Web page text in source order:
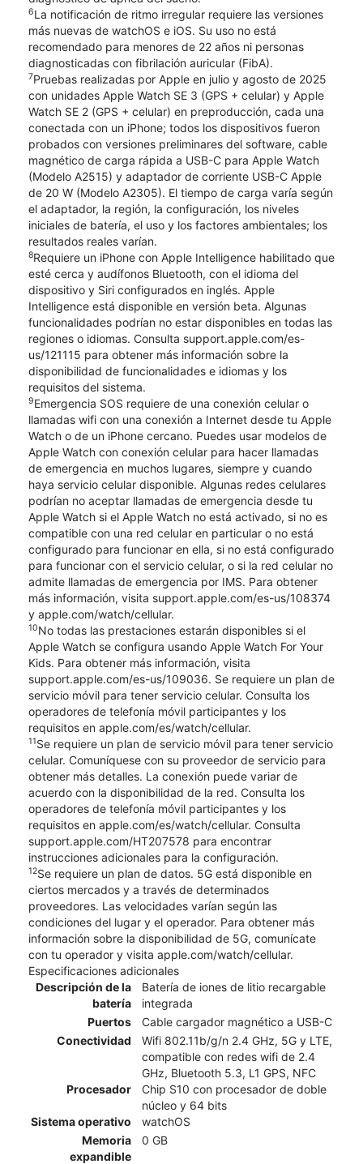
6La notificación de ritmo irregular requiere las versiones
más nuevas de watchOS e iOS. Su uso no está
recomendado para menores de 22 años ni personas
diagnosticadas con fibrilación auricular (FibA).
7Pruebas realizadas por Apple en julio y agosto de 2025
con unidades Apple Watch SE 3 (GPS + celular) y Apple
Watch SE 2 (GPS + celular) en preproducción, cada una
conectada con un iPhone; todos los dispositivos fueron
probados con versiones preliminares del software, cable
magnético de carga rápida a USB-C para Apple Watch
(Modelo A2515) y adaptador de corriente USB-C Apple
de 20 W (Modelo A2305). El tiempo de carga varía según
el adaptador, la región, la configuración, los niveles
iniciales de batería, el uso y los factores ambientales; los
resultados reales varían.
8Requiere un iPhone con Apple Intelligence habilitado que
esté cerca y audífonos Bluetooth, con el idioma del
dispositivo y Siri configurados en inglés. Apple
Intelligence está disponible en versión beta. Algunas
funcionalidades podrían no estar disponibles en todas las
regiones o idiomas. Consulta support.apple.com/es-
us/121115 para obtener más información sobre la
disponibilidad de funcionalidades e idiomas y los
requisitos del sistema.
9Emergencia SOS requiere de una conexión celular o
llamadas wifi con una conexión a Internet desde tu Apple
Watch o de un iPhone cercano. Puedes usar modelos de
Apple Watch con conexión celular para hacer llamadas
de emergencia en muchos lugares, siempre y cuando
haya servicio celular disponible. Algunas redes celulares
podrían no aceptar llamadas de emergencia desde tu
Apple Watch si el Apple Watch no está activado, si no es
compatible con una red celular en particular o no está
configurado para funcionar en ella, si no está configurado
para funcionar con el servicio celular, o si la red celular no
admite llamadas de emergencia por IMS. Para obtener
más información, visita support.apple.com/es-us/108374
y apple.com/watch/cellular.
10No todas las prestaciones estarán disponibles si el
Apple Watch se configura usando Apple Watch For Your
Kids. Para obtener más información, visita
support.apple.com/es-us/109036. Se requiere un plan de
servicio móvil para tener servicio celular. Consulta los
operadores de telefonía móvil participantes y los
requisitos en apple.com/es/watch/cellular.
11Se requiere un plan de servicio móvil para tener servicio
celular. Comuníquese con su proveedor de servicio para
obtener más detalles. La conexión puede variar de
acuerdo con la disponibilidad de la red. Consulta los
operadores de telefonía móvil participantes y los
requisitos en apple.com/es/watch/cellular. Consulta
support.apple.com/HT207578 para encontrar
instrucciones adicionales para la configuración.
12Se requiere un plan de datos. 5G está disponible en
ciertos mercados y a través de determinados
proveedores. Las velocidades varían según las
condiciones del lugar y el operador. Para obtener más
información sobre la disponibilidad de 5G, comunícate
con tu operador y visita apple.com/watch/cellular.
Especificaciones adicionales
Descripción de la
batería
Batería de iones de litio recargable
integrada
Puertos
Cable cargador magnético a USB-C
Conectividad
Wifi 802.11b/g/n 2.4 GHz, 5G y LTE,
compatible con redes wifi de 2.4
GHz, Bluetooth 5.3, L1 GPS, NFC
Procesador
Chip S10 con procesador de doble
núcleo y 64 bits
Sistema operativo
watchOS
Memoria
expandible
0 GB